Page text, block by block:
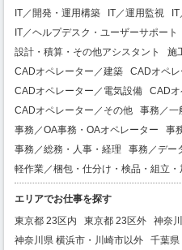
IT／開発・運用構築
IT／運用監視
IT／ヘルプデスク・ユーザーサポート
設計・積算・その他アシスタント
施
CADオペレーター／建築
CADオペ
CADオペレーター／電気設備
CADオ
CADオペレーター／その他
事務／一
事務／OA事務・OAオペレーター
事
事務／総務・人事・経理
事務／デー
軽作業／梱包・仕分け・検品・組立・
エリアでお仕事を探す
東京都 23区内
東京都 23区外
神奈
神奈川県 横浜市・川崎市以外
千葉県